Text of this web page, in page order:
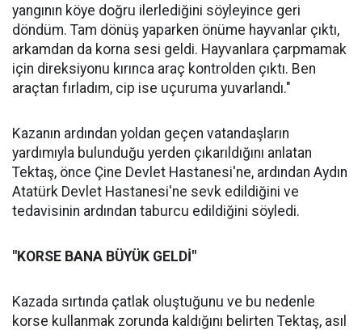
yangının köye doğru ilerlediğini söyleyince geri
döndüm. Tam dönüş yaparken önüme hayvanlar çıktı,
arkamdan da korna sesi geldi. Hayvanlara çarpmamak
için direksiyonu kırınca araç kontrolden çıktı. Ben
araçtan fırladım, cip ise uçuruma yuvarlandı."
Kazanın ardından yoldan geçen vatandaşların
yardımıyla bulunduğu yerden çıkarıldığını anlatan
Tektaş, önce Çine Devlet Hastanesi'ne, ardından Aydın
Atatürk Devlet Hastanesi'ne sevk edildiğini ve
tedavisinin ardından taburcu edildiğini söyledi.
"KORSE BANA BÜYÜK GELDİ"
Kazada sırtında çatlak oluştuğunu ve bu nedenle
korse kullanmak zorunda kaldığını belirten Tektaş, asıl